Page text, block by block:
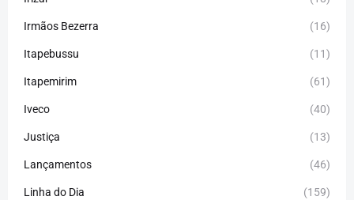
Irmãos Bezerra (16)
Itapebussu (11)
Itapemirim (61)
Iveco (40)
Justiça (13)
Lançamentos (46)
Linha do Dia (159)